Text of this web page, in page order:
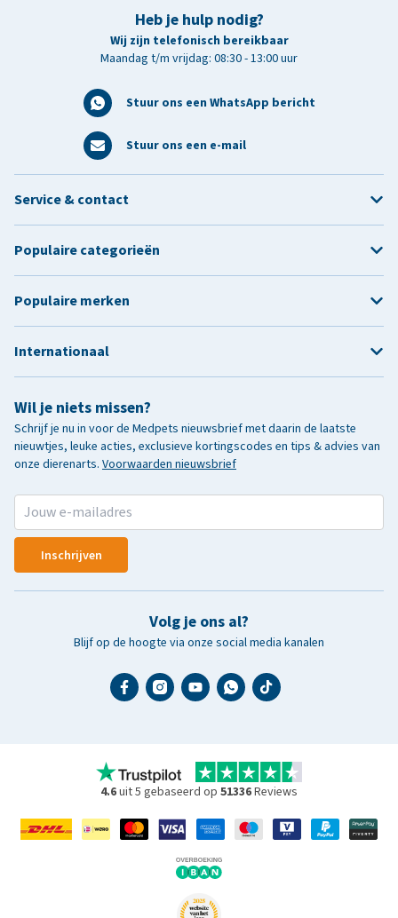
Heb je hulp nodig?
Wij zijn telefonisch bereikbaar
Maandag t/m vrijdag: 08:30 - 13:00 uur
Stuur ons een WhatsApp bericht
Stuur ons een e-mail
Wil je niets missen?
Schrijf je nu in voor de Medpets nieuwsbrief met daarin de laatste
nieuwtjes, leuke acties, exclusieve kortingscodes en tips & advies van
onze dierenarts. Voorwaarden nieuwsbrief
Inschrijven
Volg je ons al?
Blijf op de hoogte via onze social media kanalen
Service & contact
Populaire categorieën
Populaire merken
Internationaal
4.6uit 5 gebaseerd op 51336Reviews